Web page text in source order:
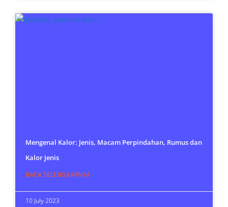
Mengenal Kalor: Jenis, Macam Perpindahan, Rumus dan
Kalor Jenis
BACA SELENGKAPNYA
10 July 2023